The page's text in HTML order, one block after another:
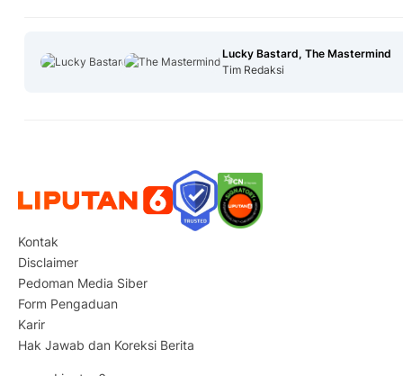
Lucky Bastard, The Mastermind
Tim Redaksi
Kontak
Disclaimer
Pedoman Media Siber
Form Pengaduan
Karir
Hak Jawab dan Koreksi Berita